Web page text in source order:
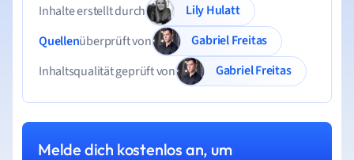
Inhalte erstellt durch
Lily Hulatt
Quellenüberprüft von
Gabriel Freitas
Inhaltsqualität geprüft von
Gabriel Freitas
Melde dich kostenlos an, um